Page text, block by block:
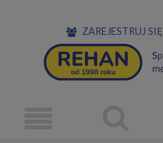
ZAREJESTRUJ SIĘ